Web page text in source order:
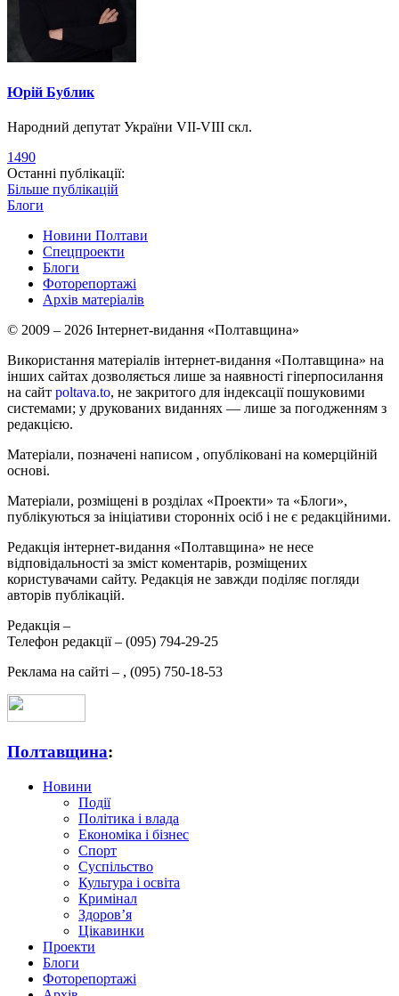
Юрій Бублик
Народний депутат України VII-VIII скл.
1490
Останні публікації:
Більше публікацій
Блоги
Новини Полтави
Спецпроекти
Блоги
Фоторепортажі
Архів матеріалів
© 2009 – 2026 Інтернет-видання «Полтавщина»
Використання матеріалів інтернет-видання «Полтавщина» на
інших сайтах дозволяється лише за наявності гіперпосилання
на сайт poltava.to, не закритого для індексації пошуковими
системами; у друкованих виданнях — лише за погодженням з
редакцією.
Матеріали, позначені написом , опубліковані на комерційній
основі.
Матеріали, розміщені в розділах «Проекти» та «Блоги»,
публікуються за ініціативи сторонніх осіб і не є редакційними.
Редакція інтернет-видання «Полтавщина» не несе
відповідальності за зміст коментарів, розміщених
користувачами сайту. Редакція не завжди поділяє погляди
авторів публікацій.
Редакція –
Телефон редакції – (095) 794-29-25
Реклама на сайті – , (095) 750-18-53
Полтавщина:
Новини
Події
Політика і влада
Економіка і бізнес
Спорт
Суспільство
Культура і освіта
Кримінал
Здоров’я
Цікавинки
Проекти
Блоги
Фоторепортажі